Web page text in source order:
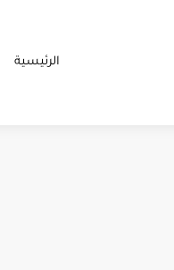
الرئيسية